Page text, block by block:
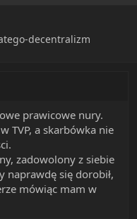
decentralizm
prawicowe nury.
TVP, a skarbówka nie
zadowolony z siebie
naprawdę się dorobił,
mówiąc mam w